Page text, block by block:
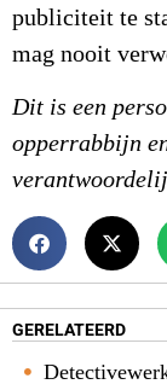
publiciteit te
mag nooit
Dit is een
opperrabbijn
GERELATEERD